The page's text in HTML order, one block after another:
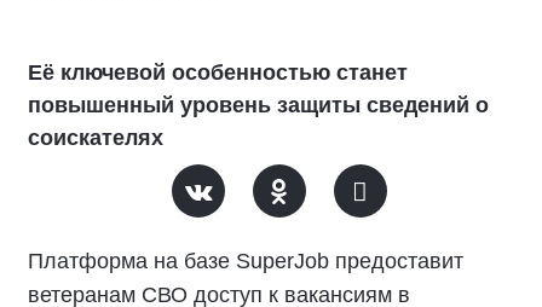
Её ключевой особенностью станет
повышенный уровень защиты сведений о
соискателях
Платформа на базе SuperJob предоставит
ветеранам СВО доступ к вакансиям в